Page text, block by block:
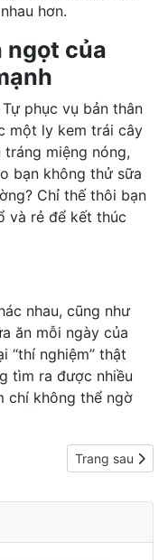
hơn.
ngọt của
phục vụ bản thân
một ly kem trái cây
tráng miệng nóng,
bạn không thử sữa
Chỉ thế thôi bạn
và rẻ để kết thúc
nhau, cũng như
ăn mỗi ngày của
“thí nghiệm” thật
tìm ra được nhiều
chí không thể ngờ
ung thư mà bạn cần
Next article:
Trang sau